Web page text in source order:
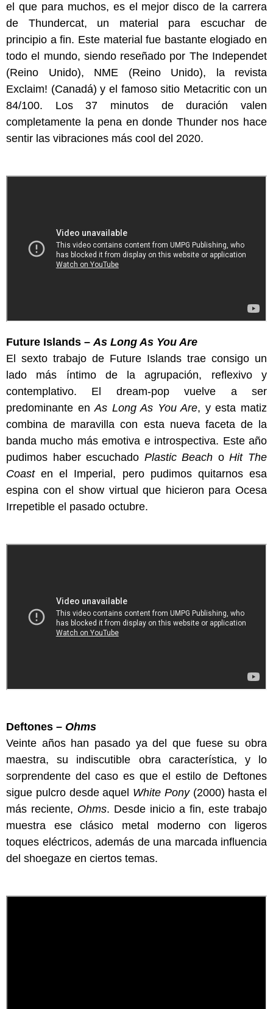
el que para muchos, es el mejor disco de la carrera
de Thundercat, un material para escuchar de
principio a fin. Este material fue bastante elogiado en
todo el mundo, siendo reseñado por The Independet
(Reino Unido), NME (Reino Unido), la revista
Exclaim! (Canadá) y el famoso sitio Metacritic con un
84/100. Los 37 minutos de duración valen
completamente la pena en donde Thunder nos hace
sentir las vibraciones más cool del 2020.
Future Islands – As Long As You Are
El sexto trabajo de Future Islands trae consigo un
lado más íntimo de la agrupación, reflexivo y
contemplativo. El dream-pop vuelve a ser
predominante enAs Long As You Are, y esta matiz
combina de maravilla con esta nueva faceta de la
banda mucho más emotiva e introspectiva. Este año
pudimos haber escuchado Plastic Beach oHit The
Coasten el Imperial, pero pudimos quitarnos esa
espina con el show virtual que hicieron para Ocesa
Irrepetible el pasado octubre.
Deftones – Ohms
Veinte años han pasado ya del que fuese su obra
maestra, su indiscutible obra característica, y lo
sorprendente del caso es que el estilo de Deftones
sigue pulcro desde aquel White Pony (2000) hasta el
más reciente, Ohms. Desde inicio a fin, este trabajo
muestra ese clásico metal moderno con ligeros
toques eléctricos, además de una marcada influencia
del shoegaze en ciertos temas.